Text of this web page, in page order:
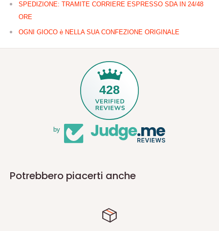
SPEDIZIONE: TRAMITE CORRIERE ESPRESSO SDA IN 24/48
ORE
OGNI GIOCO è NELLA SUA CONFEZIONE ORIGINALE
428
by
Potrebbero piacerti anche